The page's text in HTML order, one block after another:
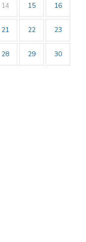
14 15 16
21 22 23
28 29 30